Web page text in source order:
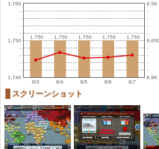
1,760
-
-
-
-
1,750
-
-
-
-
1,740
1,750
1,750 1,750
1,750 1,750
1,750 1,750
1,750 1,750
1,750
8/3 8/4 8/5 8/6 8/7
6.5K
-
-
-
-
-
-
-
-
6.8K
スクリーンショット